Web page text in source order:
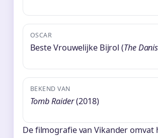
OSCAR
Beste Vrouwelijke Bijrol (The
BEKEND VAN
Tomb Raider(2018)
De filmografie van Vikander